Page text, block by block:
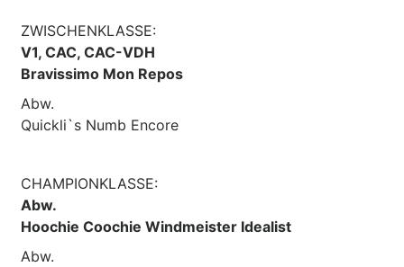
ZWISCHENKLASSE:
V1, CAC, CAC-VDH
Bravissimo Mon Repos
Abw.
Quickli`s Numb Encore
CHAMPIONKLASSE:
Abw.
Hoochie Coochie Windmeister Idealist
Abw.